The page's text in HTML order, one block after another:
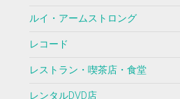
ルイ・アームストロング
レコード
レストラン・喫茶店・食堂
レンタルDVD店